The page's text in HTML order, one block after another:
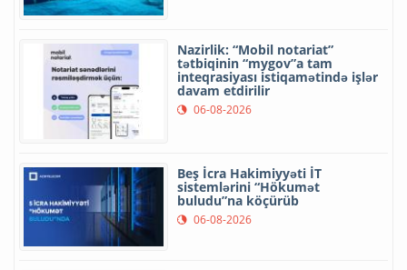
Nazirlik: “Mobil notariat”
tətbiqinin “mygov”a tam
inteqrasiyası istiqamətində işlər
davam etdirilir
06-08-2026
Beş İcra Hakimiyyəti İT
sistemlərini “Hökumət
buludu”na köçürüb
06-08-2026